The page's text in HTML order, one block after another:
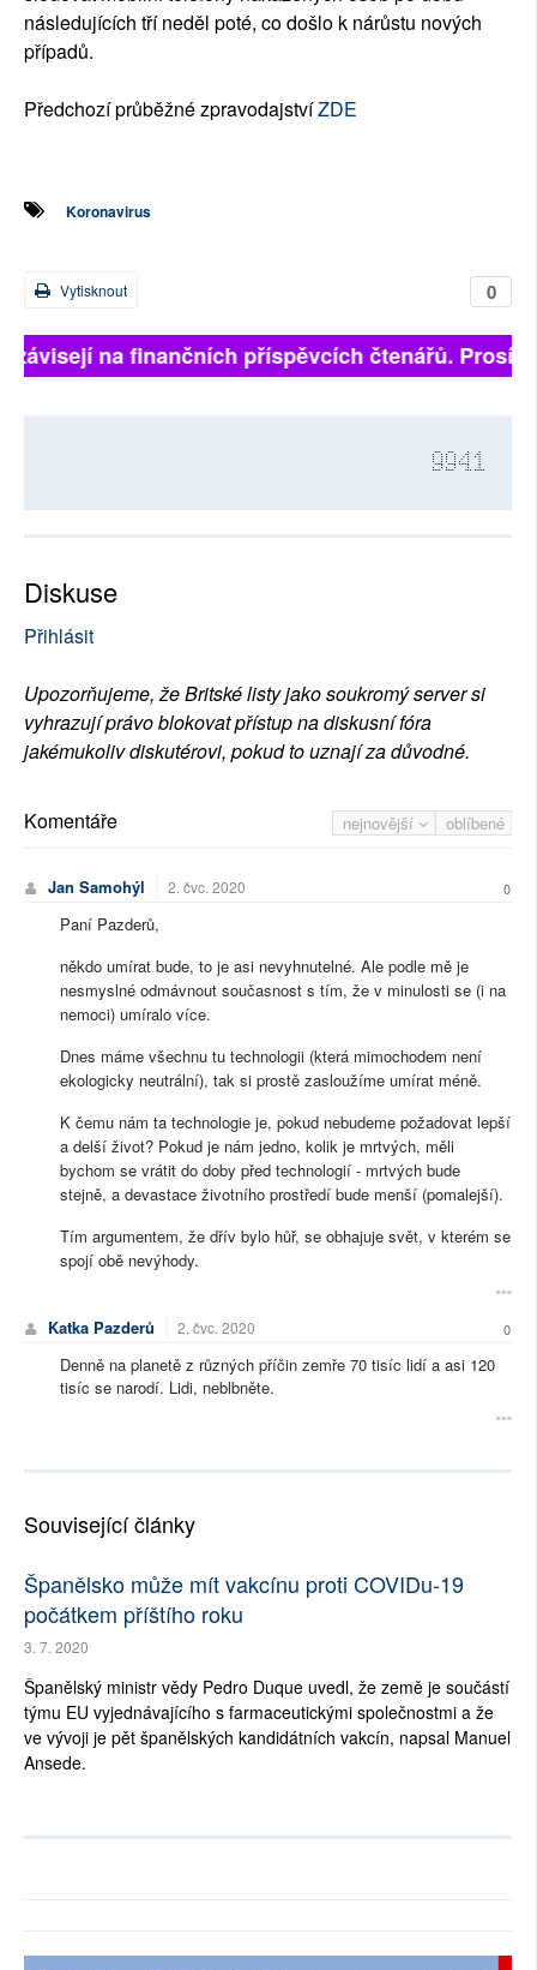
následujících tří neděl poté, co došlo k nárůstu nových
případů.
Předchozí průběžné zpravodajstvíZDE
Koronavirus
0
Vytisknout
na finančních příspěvcích čtenářů.
9941
Diskuse
Přihlásit
Upozorňujeme, že Britské listy jako soukromý server si
vyhrazují právo blokovat přístup na diskusní fóra
jakémukoliv diskutérovi, pokud to uznají za důvodné.
nejnovější oblíbené
Komentáře
Jan Samohýl 2. čvc. 2020 0
Paní Pazderů,
někdo umírat bude, to je asi nevyhnutelné. Ale podle mě je
nesmyslné odmávnout současnost s tím, že v minulosti se (i na
nemoci) umíralo více.
Dnes máme všechnu tu technologii (která mimochodem není
ekologicky neutrální), tak si prostě zasloužíme umírat méně.
K čemu nám ta technologie je, pokud nebudeme požadovat lepší
a delší život? Pokud je nám jedno, kolik je mrtvých, měli
bychom se vrátit do doby před technologií - mrtvých bude
stejně, a devastace životního prostředí bude menší (pomalejší).
Tím argumentem, že dřív bylo hůř, se obhajuje svět, v kterém se
spojí obě nevýhody.
Katka Pazderů 2. čvc. 2020 0
Denně na planetě z různých příčin zemře 70 tisíc lidí a asi 120
tisíc se narodí. Lidi, neblbněte.
Související články
Španělsko může mít vakcínu proti COVIDu-19
počátkem příštího roku
3. 7. 2020
Španělský ministr vědy Pedro Duque uvedl, že země je součástí
týmu EU vyjednávajícího s farmaceutickými společnostmi a že
ve vývoji je pět španělských kandidátních vakcín, napsal Manuel
Ansede.